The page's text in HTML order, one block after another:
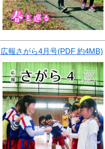
広報さがら4月号(PDF 約4MB)